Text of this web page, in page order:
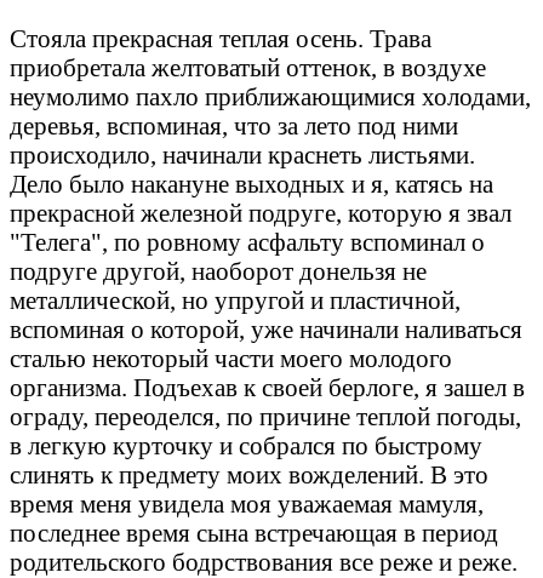
Стояла прекрасная теплая осень. Трава
приобретала желтоватый оттенок, в воздухе
неумолимо пахло приближающимися холодами,
деревья, вспоминая, что за лето под ними
происходило, начинали краснеть листьями.
Дело было накануне выходных и я, катясь на
прекрасной железной подруге, которую я звал
"Телега", по ровному асфальту вспоминал о
подруге другой, наоборот донельзя не
металлической, но упругой и пластичной,
вспоминая о которой, уже начинали наливаться
сталью некоторый части моего молодого
организма. Подъехав к своей берлоге, я зашел в
ограду, переоделся, по причине теплой погоды,
в легкую курточку и собрался по быстрому
слинять к предмету моих вожделений. В это
время меня увидела моя уважаемая мамуля,
последнее время сына встречающая в период
родительского бодрствования все реже и реже.